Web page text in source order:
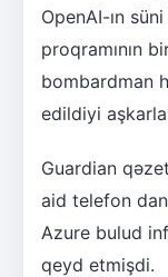
OpenAI-ın
proqramının
bombardman
edildiyi
Guardian
aid telefon
Azure bulud
qeyd etmişdi.